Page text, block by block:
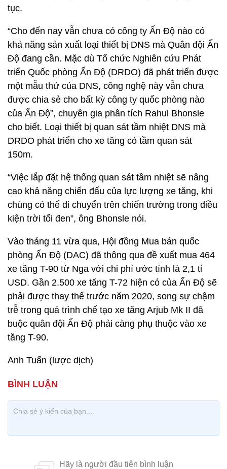
tục.
“Cho đến nay vẫn chưa có công ty Ấn Độ nào có
khả năng sản xuất loại thiết bị DNS mà Quân đội Ấn
Độ đang cần. Mặc dù Tổ chức Nghiên cứu Phát
triển Quốc phòng Ấn Độ (DRDO) đã phát triển được
một mẫu thử của DNS, công nghệ này vẫn chưa
được chia sẻ cho bất kỳ công ty quốc phòng nào
của Ấn Độ”, chuyên gia phân tích Rahul Bhonsle
cho biết. Loại thiết bị quan sát tầm nhiệt DNS mà
DRDO phát triển cho xe tăng có tầm quan sát
150m.
“Việc lắp đặt hệ thống quan sát tầm nhiệt sẽ nâng
cao khả năng chiến đấu của lực lượng xe tăng, khi
chúng có thể di chuyển trên chiến trường trong điều
kiện trời tối đen”, ông Bhonsle nói.
Vào tháng 11 vừa qua, Hội đồng Mua bán quốc
phòng Ấn Độ (DAC) đã thông qua đề xuất mua 464
xe tăng T-90 từ Nga với chi phí ước tính là 2,1 tỉ
USD. Gần 2.500 xe tăng T-72 hiện có của Ấn Độ sẽ
phải được thay thế trước năm 2020, song sự chậm
trễ trong quá trình chế tạo xe tăng Arjub Mk II đã
buộc quân đội Ấn Độ phải càng phụ thuộc vào xe
tăng T-90.
Anh Tuấn (lược dịch)